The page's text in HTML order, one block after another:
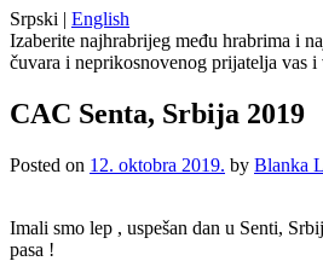
Srpski | English
Izaberite najhrabrijeg među hrabrima i
čuvara i neprikosnovenog prijatelja vas i
CAC Senta, Srbija 2019
Posted on 12. oktobra 2019. by Blanka
Imali smo lep , uspešan dan u Senti,
pasa !